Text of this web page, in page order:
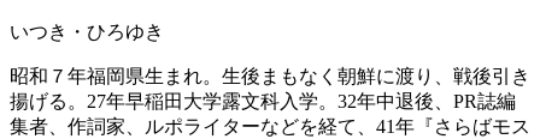
いつき・ひろゆき
昭和７年福岡県生まれ。生後まもなく朝鮮に渡り、戦後引き
揚げる。27年早稲田大学露文科入学。32年中退後、PR誌編
集者、作詞家、ルポライターなどを経て、41年『さらばモス